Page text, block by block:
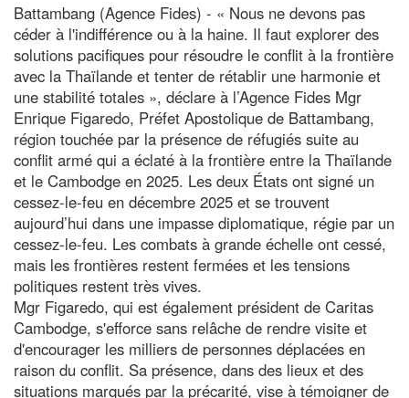
Battambang (Agence Fides) - « Nous ne devons pas
céder à l'indifférence ou à la haine. Il faut explorer des
solutions pacifiques pour résoudre le conflit à la frontière
avec la Thaïlande et tenter de rétablir une harmonie et
une stabilité totales », déclare à l’Agence Fides Mgr
Enrique Figaredo, Préfet Apostolique de Battambang,
région touchée par la présence de réfugiés suite au
conflit armé qui a éclaté à la frontière entre la Thaïlande
et le Cambodge en 2025. Les deux États ont signé un
cessez-le-feu en décembre 2025 et se trouvent
aujourd’hui dans une impasse diplomatique, régie par un
cessez-le-feu. Les combats à grande échelle ont cessé,
mais les frontières restent fermées et les tensions
politiques restent très vives.
Mgr Figaredo, qui est également président de Caritas
Cambodge, s'efforce sans relâche de rendre visite et
d'encourager les milliers de personnes déplacées en
raison du conflit. Sa présence, dans des lieux et des
situations marqués par la précarité, vise à témoigner de